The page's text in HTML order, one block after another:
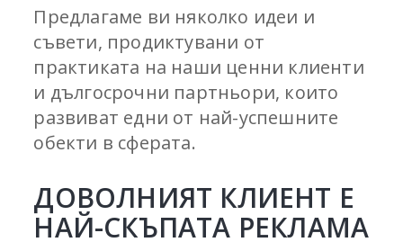
Предлагаме ви няколко идеи и
съвети, продиктувани от
практиката на наши ценни клиенти
и дългосрочни партньори, които
развиват едни от най-успешните
обекти в сферата.
ДОВОЛНИЯТ КЛИЕНТ Е
НАЙ-СКЪПАТА РЕКЛАМА